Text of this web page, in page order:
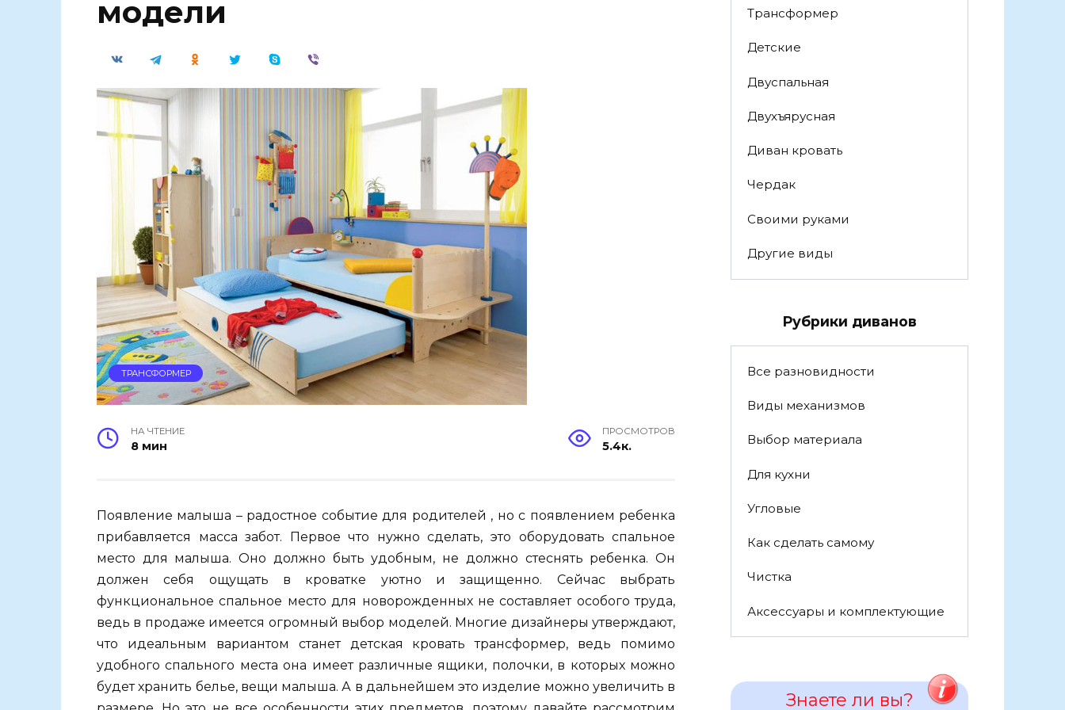
модели
ТРАНСФОРМЕР
НА ЧТЕНИЕ
8 мин
ПРОСМОТРОВ
5.4к.
Появление малыша – радостное событие для родителей , но с появлением ребенка
прибавляется
масса забот. Первое что нужно сделать, это оборудовать спальное
место для малыша.Оно должно быть удобным, не должно стеснять ребенка.Он
должен
себя ощущать в кроватке уютно и защищенно. Сейчас
выбрать
функциональное спальное место для новорожденных не составляет особого труда,
ведь в продаже имеется огромный выбор моделей. Многие дизайнеры утверждают,
что
идеальным вариантом станет детская кровать трансформер, ведь
помимо
удобного спального места она имеет различные ящики, полочки, в которых можно
будет хранить белье, вещи малыша.А в дальнейшем это изделие можно увеличить в
Трансформер
Детские
Двуспальная
Двухъярусная
Диван кровать
Чердак
Своими руками
Другие виды
Рубрики диванов
Все разновидности
Виды механизмов
Выбор материала
Для кухни
Угловые
Как сделать самому
Чистка
Аксессуары и комплектующие
Знаете ли вы?